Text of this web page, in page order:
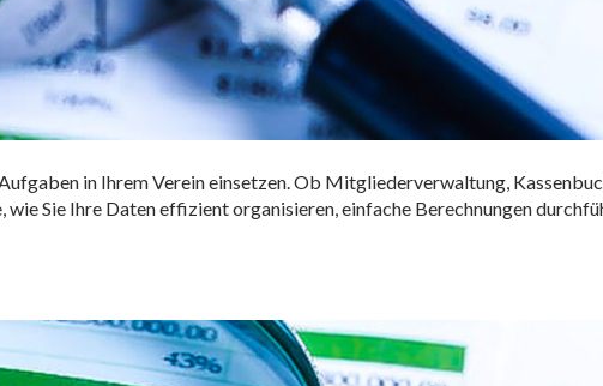
in Ihrem Verein einsetzen. Ob Mitgliederverwaltung,
Sie Ihre Daten effizient organisieren, einfache Berechnungen